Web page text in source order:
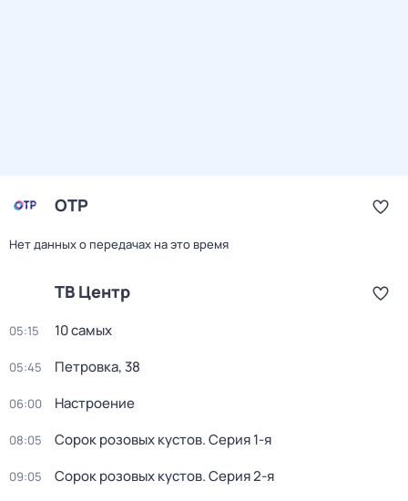
ОТР
Нет данных о передачах на это время
ТВ Центр
05:15 10 самых
05:45 Петровка, 38
06:00 Настроение
08:05 Сорок розовых кустов. Серия 1-я
09:05 Сорок розовых кустов. Серия 2-я